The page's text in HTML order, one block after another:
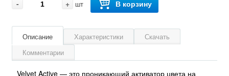
- + шт В корзину
Описание Характеристики
Скачать
Комментарии
Velvet Active — это проникающий активатор цвета на